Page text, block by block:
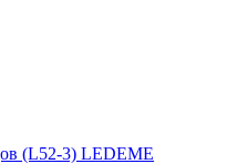
(L52-3) LEDEME